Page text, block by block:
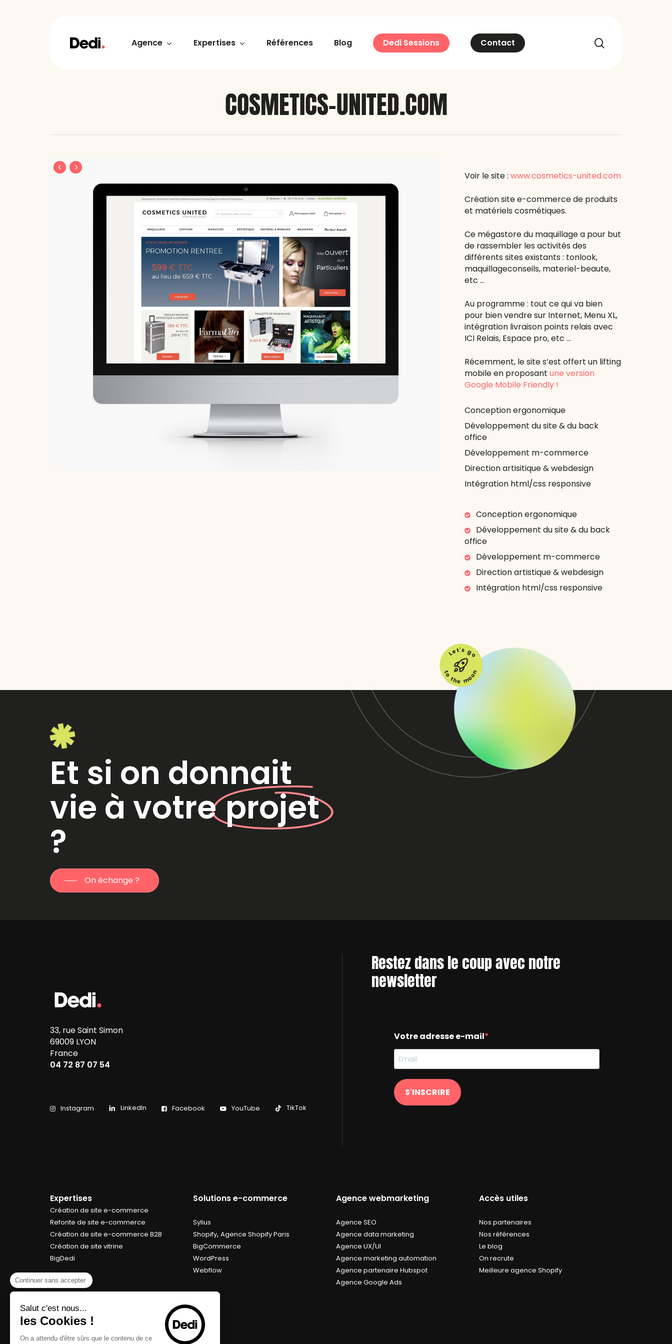
Agence Expertises Références Blog Dedi Sessions Contact
COSMETICS-UNITED.COM
Voir le site :www.cosmetics-united.com
Création site e-commerce de produits
et matériels cosmétiques.
Ce mégastore du maquillage a pour but
de rassembler les activités des
différents sites existants : tonlook,
maquillageconseils, materiel-beaute,
etc …
Au programme : tout ce qui va bien
pour bien vendre sur Internet, Menu XL,
intégration livraison points relais avec
ICI Relais, Espace pro, etc …
Récemment, le site s’est offert un lifting
mobile en proposantune version
Google Mobile Friendly !
Conception ergonomique
Développement du site & du back
office
Développement m-commerce
Direction artisitique & webdesign
Intégration html/css responsive
Conception ergonomique
Développement du site & du back
office
Développement m-commerce
Direction artistique & webdesign
Intégration html/css responsive
Et si on donnait
vie à votreprojet
?
On échange ?
33, rue Saint Simon
69009 LYON
France
04 72 87 07 54
Instagram LinkedIn Facebook YouTube TikTok
Restez dans le coup avec notre
newsletter
Votre adresse e-mail
S'INSCRIRE
Expertises
Création de site e-commerce
Refonte de site e-commerce
Création de site e-commerce B2B
Création de site vitrine
BigDedi
Solutions e-commerce
Sylius
Shopify,Agence Shopify Paris
BigCommerce
WordPress
Webflow
Agence webmarketing
Agence SEO
Agence data marketing
Agence UX/UI
Agence marketing automation
Agence partenaire Hubspot
Agence Google Ads
Accès utiles
Nos partenaires
Nos références
Le blog
On recrute
Meilleure agence Shopify
Continuer sans accepter
Salut c'est nous...
les Cookies !
On a attendu d'être sûrs que le contenu de ce